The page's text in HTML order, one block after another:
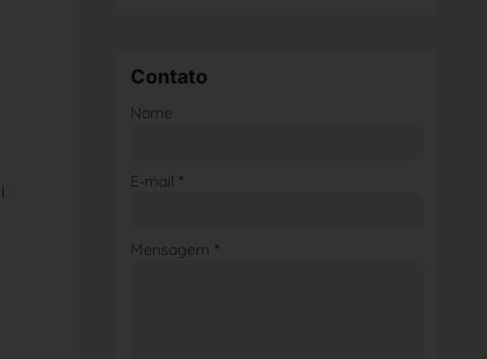
Contato
Nome
E-mail *
Mensagem *